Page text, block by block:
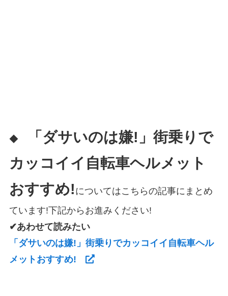
◆
「ダサいのは嫌!」街乗りで
カッコイイ自転車ヘルメット
おすすめ! についてはこちらの記事にまとめ
ています!下記からお進みください!
✔あわせて読みたい
「ダサいのは嫌!」街乗りでカッコイイ自転車ヘル
メットおすすめ!